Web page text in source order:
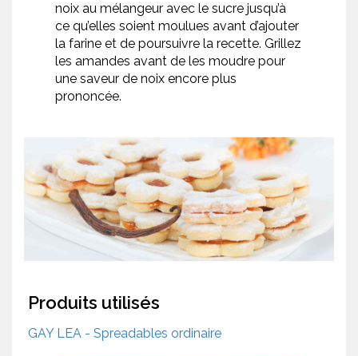
noix au mélangeur avec le sucre jusqu’à
ce qu’elles soient moulues avant d’ajouter
la farine et de poursuivre la recette. Grillez
les amandes avant de les moudre pour
une saveur de noix encore plus
prononcée.
Produits utilisés
GAY LEA - Spreadables ordinaire